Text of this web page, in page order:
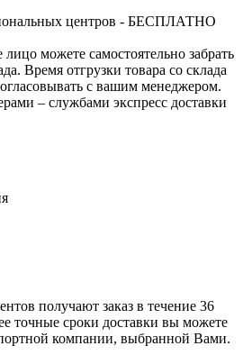
центров - БЕСПЛАТНО
можете самостоятельно забрать
Время отгрузки товара со склада
с вашим менеджером.
– службами экспресс доставки
получают заказ в течение 36
точные сроки доставки вы можете
компании, выбранной Вами.